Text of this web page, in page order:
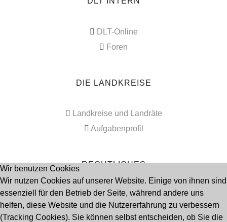
DLT-Online
Foren
DIE LANDKREISE
Landkreise und Landräte
Aufgabenprofil
RECHTLICHES
Impressum
Datenschutz
Wir benutzen Cookies
Wir nutzen Cookies auf unserer Website. Einige von ihnen sind
essenziell für den Betrieb der Seite, während andere uns
helfen, diese Website und die Nutzererfahrung zu verbessern
(Tracking Cookies). Sie können selbst entscheiden, ob Sie die